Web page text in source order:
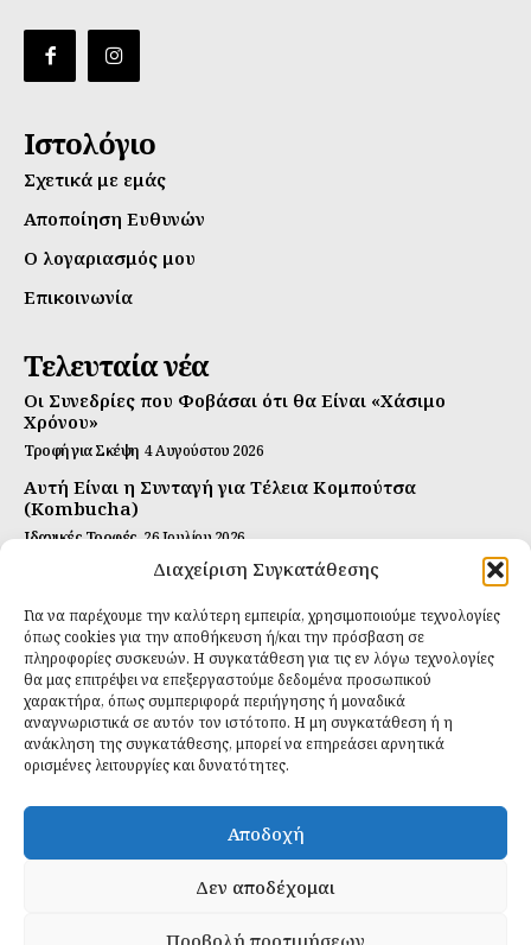
Διαχείριση Συγκατάθεσης
Για να παρέχουμε την καλύτερη εμπειρία, χρησιμοποιούμε τεχνολογίες
όπως cookies για την αποθήκευση ή/και την πρόσβαση σε
πληροφορίες συσκευών. Η συγκατάθεση για τις εν λόγω τεχνολογίες
θα μας επιτρέψει να επεξεργαστούμε δεδομένα προσωπικού
χαρακτήρα, όπως συμπεριφορά περιήγησης ή μοναδικά
αναγνωριστικά σε αυτόν τον ιστότοπο. Η μη συγκατάθεση ή η
ανάκληση της συγκατάθεσης, μπορεί να επηρεάσει αρνητικά
ορισμένες λειτουργίες και δυνατότητες.
Αποδοχή
Δεν αποδέχομαι
Προβολή προτιμήσεων
Ιστολόγιο
Σχετικά με εμάς
Αποποίηση Ευθυνών
Ο λογαριασμός μου
Επικοινωνία
Τελευταία νέα
Οι Συνεδρίες που Φοβάσαι ότι θα Είναι «Χάσιμο
Χρόνου»
Τροφή για Σκέψη 4 Αυγούστου 2026
Αυτή Είναι η Συνταγή για Τέλεια Κομπούτσα
(Kombucha)
Ιδανικές Τροφές 26 Ιουλίου 2026
Η Κρυφή Αλήθεια για τα Υπερ-επεξεργασμένα
Ιδανικές Τροφές 2 Απριλίου 2026
Εγγραφείτε
ΕΓΓΡΑΦΉ
Έχω διαβάσει και δέχομαι τηνπολιτική απορρήτου